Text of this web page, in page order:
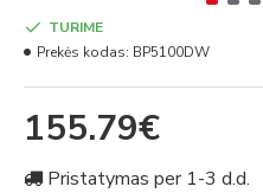
155.79€
TURIME
Prekės kodas: BP5100DW
Pristatymas per 1-3 d.d.